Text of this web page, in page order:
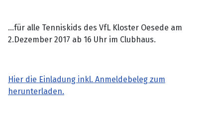
...für alle Tenniskids des VfL Kloster Oesede am
2.Dezember 2017 ab 16 Uhr im Clubhaus.
Hier die Einladung inkl. Anmeldebeleg zum
herunterladen.